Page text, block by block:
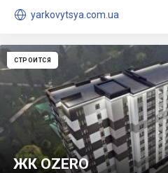
 yarkovytsya.com.ua
СТРОИТСЯ
ЖК OZERO